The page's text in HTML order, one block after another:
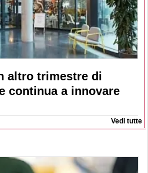
altro trimestre di
continua a innovare
Vedi tutte